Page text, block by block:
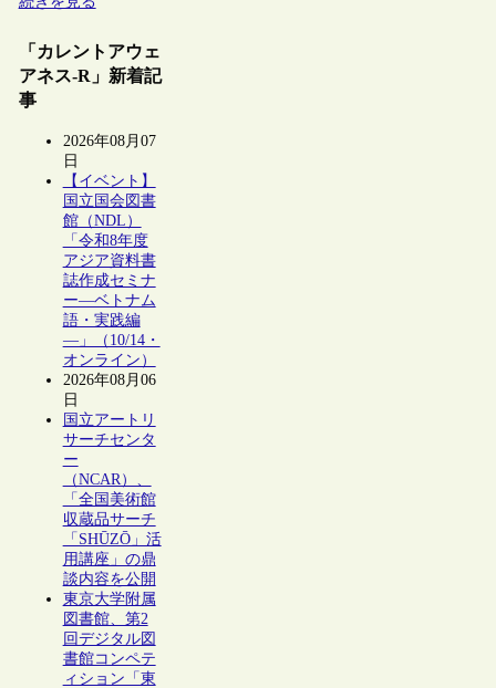
「カレントアウェ
アネス-R」新着記
事
2026年08月07
日
【イベント】
国立国会図書
館（NDL）
「令和8年度
アジア資料書
誌作成セミナ
ー―ベトナム
語・実践編
―」（10/14・
オンライン）
2026年08月06
日
国立アートリ
サーチセンタ
ー
（NCAR）、
「全国美術館
収蔵品サーチ
「SHŪZŌ」活
用講座」の鼎
談内容を公開
東京大学附属
図書館、第2
回デジタル図
書館コンペテ
ィション「東